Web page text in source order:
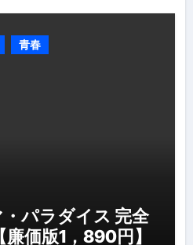
青春
パラダイス 完全
価版1，890円】